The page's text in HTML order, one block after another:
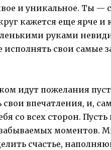
и уникальное. Ты —
кажется еще ярче и
руками
свои самые
идут пожелания
впечатления, и,
со всех сторон. Пусть
моментов.
счастье,